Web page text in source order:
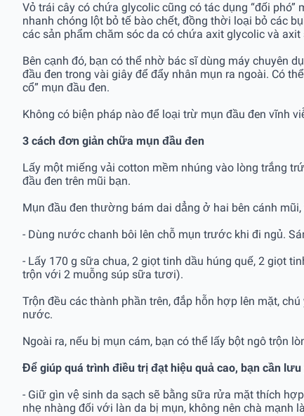
Vỏ trái cây có chứa glycolic cũng có tác dụng “đối
nhanh chóng lột bỏ tế bào chết, đồng thời loại bỏ các
các sản phẩm chăm sóc da có chứa axit glycolic và
Bên cạnh đó, bạn có thể nhờ bác sĩ dùng máy chuyên
đầu đen trong vài giây để đẩy nhân mụn ra ngoài. Có
cổ” mụn đầu đen.
Không có biện pháp nào để loại trừ mụn đầu đen vĩnh
3 cách đơn giản chữa mụn đầu đen
Lấy một miếng vải cotton mềm nhúng vào lòng trắng
đầu đen trên mũi bạn.
Mụn đầu đen thường bám dai dẳng ở hai bên cánh
- Dùng nước chanh bôi lên chỗ mụn trước khi đi ngủ.
- Lấy 170 g sữa chua, 2 giọt tinh dầu húng quế, 2 giọt
trộn với 2 muỗng súp sữa tươi).
Trộn đều các thành phần trên, đắp hỗn hợp lên mặt,
nước.
Ngoài ra, nếu bị mụn cám, bạn có thể lấy bột ngô trộn
Để giúp quá trình điều trị đạt hiệu quả cao, bạn cần lưu
- Giữ gìn vệ sinh da sạch sẽ bằng sữa rửa mặt thích
nhẹ nhàng đối với làn da bị mụn, không nên chà